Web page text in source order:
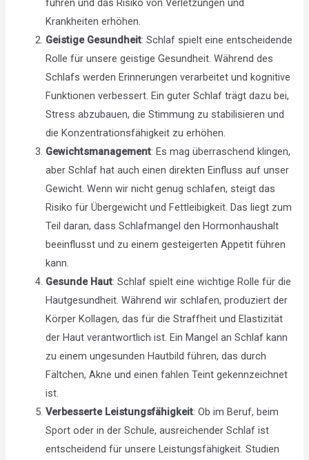
führen und das Risiko von Verletzungen und
Krankheiten erhöhen.
Geistige Gesundheit: Schlaf spielt eine entscheidende
Rolle für unsere geistige Gesundheit. Während des
Schlafs werden Erinnerungen verarbeitet und kognitive
Funktionen verbessert. Ein guter Schlaf trägt dazu bei,
Stress abzubauen, die Stimmung zu stabilisieren und
die Konzentrationsfähigkeit zu erhöhen.
Gewichtsmanagement: Es mag überraschend klingen,
aber Schlaf hat auch einen direkten Einfluss auf unser
Gewicht. Wenn wir nicht genug schlafen, steigt das
Risiko für Übergewicht und Fettleibigkeit. Das liegt zum
Teil daran, dass Schlafmangel den Hormonhaushalt
beeinflusst und zu einem gesteigerten Appetit führen
kann.
Gesunde Haut: Schlaf spielt eine wichtige Rolle für die
Hautgesundheit. Während wir schlafen, produziert der
Körper Kollagen, das für die Straffheit und Elastizität
der Haut verantwortlich ist. Ein Mangel an Schlaf kann
zu einem ungesunden Hautbild führen, das durch
Fältchen, Akne und einen fahlen Teint gekennzeichnet
ist.
Verbesserte Leistungsfähigkeit: Ob im Beruf, beim
Sport oder in der Schule, ausreichender Schlaf ist
entscheidend für unsere Leistungsfähigkeit. Studien